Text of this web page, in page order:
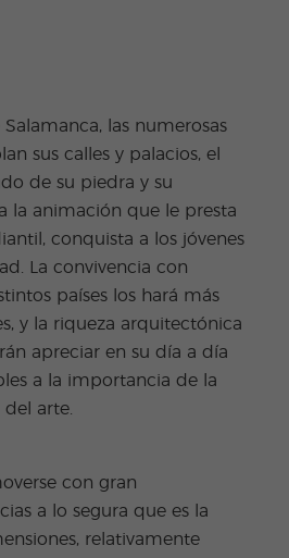
las numerosas
sus calles y palacios, el
de su piedra y su
la animación que le presta
conquista a los jóvenes
La convivencia con
países los hará más
y la riqueza arquitectónica
apreciar en su día a día
a la importancia de la
del arte.
con gran
a lo segura que es la
relativamente